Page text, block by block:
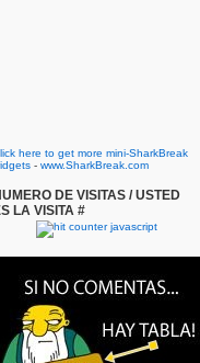
here to get more mini-SharkBreak
- www.SharkBreak.com
DE VISITAS / USTED
LA VISITA #